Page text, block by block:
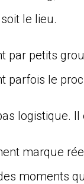
le lieu.
par petits
parfois le
logistique.
marque
moments